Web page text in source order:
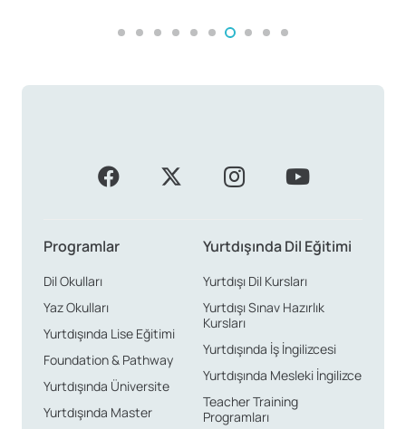
Programlar
Dil Okulları
Yaz Okulları
Yurtdışında Lise Eğitimi
Foundation & Pathway
Yurtdışında Üniversite
Yurtdışında Master
Yurtdışında Dil Eğitimi
Yurtdışı Dil Kursları
Yurtdışı Sınav Hazırlık
Kursları
Yurtdışında İş İngilizcesi
Yurtdışında Mesleki İngilizce
Teacher Training
Programları